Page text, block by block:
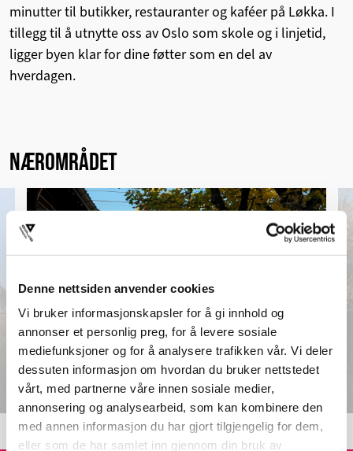
Denne nettsiden anvender cookies
Vi bruker informasjonskapsler for å gi innhold og
annonser et personlig preg, for å levere sosiale
mediefunksjoner og for å analysere trafikken vår. Vi deler
dessuten informasjon om hvordan du bruker nettstedet
vårt, med partnerne våre innen sosiale medier,
annonsering og analysearbeid, som kan kombinere den
med annen informasjon du har gjort tilgjengelig for dem,
eller som de har samlet inn gjennom din bruk av
minutter til butikker, restauranter og kaféer på Løkka. I
tillegg til å utnytte oss av Oslo som skole og i linjetid,
ligger byen klar for dine føtter som en del av
hverdagen.
NÆROMRÅDET
KJELSÅS STASJON